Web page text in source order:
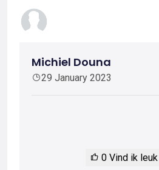
Michiel Douna
29 January 2023
0 Vind ik leuk